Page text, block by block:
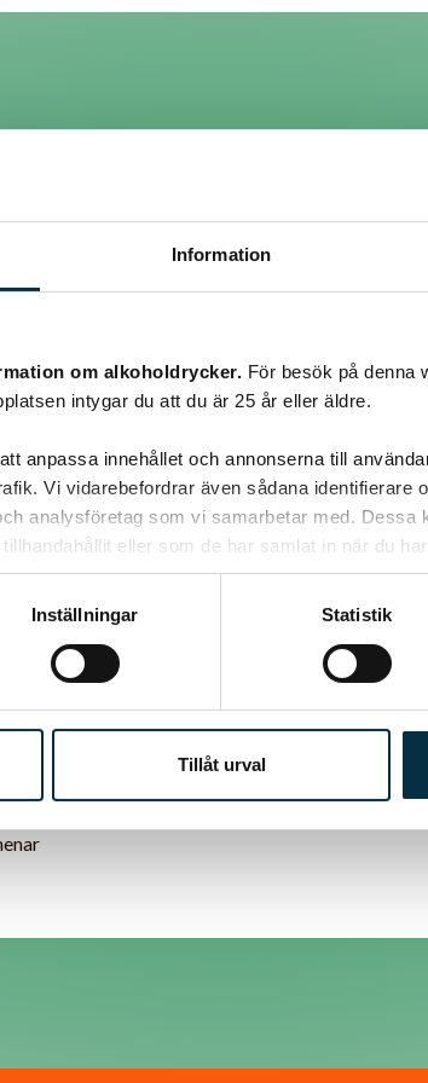
Information
om alkoholdrycker. För besök på denna
intygar du att du är 25 år eller äldre.
anpassa innehållet och annonserna till
Vi vidarebefordrar även sådana identifierare
analysföretag som vi samarbetar med. Dessa
eller som de har samlat in när du
Inställningar Statistik
Tillåt urval
bra för? :Z
aning? Hade själv svårigheter med att logga in